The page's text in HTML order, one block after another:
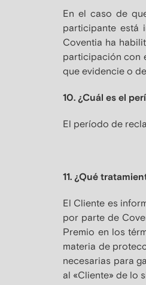
En el caso de
participante está
Coventia ha
participación con
que evidencie o
10. ¿Cuál es el
El período de
11. ¿Qué
El Cliente es
por parte de
Premio en los
materia de
necesarias para
al «Cliente» de lo